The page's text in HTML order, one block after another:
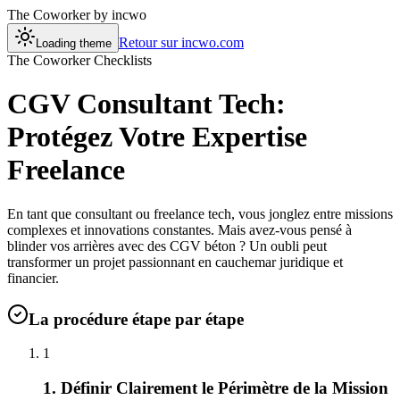
The Coworkerby incwo
Loading theme Retour sur incwo.com
The Coworker Checklists
CGV Consultant Tech:
Protégez Votre Expertise
Freelance
En tant que consultant ou freelance tech, vous jonglez entre missions
complexes et innovations constantes. Mais avez-vous pensé à
blinder vos arrières avec des CGV béton ? Un oubli peut
transformer un projet passionnant en cauchemar juridique et
financier.
La procédure étape par étape
1
1. Définir Clairement le Périmètre de la Mission